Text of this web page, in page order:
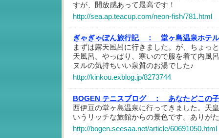
すが、開放感あって最高です！
http://sea.ap.teacup.com/neon-fish/781.html
ぎゃぎゃぽん旅行記 ：
堂ヶ島温泉ホテ
まずは露天風呂に行きました。が、ちょっ
天風呂。やっぱり、寒いので服を着て内風
ヌルの気持ちいい泉質のお湯でした♪
http://kinkou.exblog.jp/8273744
BOGEN テニスブログ ：
あなたどこの
西伊豆の堂ヶ島温泉に行ってきました。天
いうリッチな旅館からの景色です。ありが
http://bogen.seesaa.net/article/60691050.html